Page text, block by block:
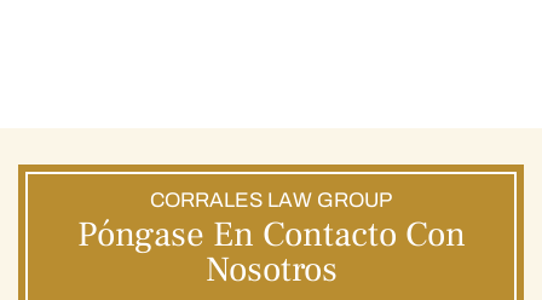
CORRALES LAW GROUP
Póngase En Contacto Con
Nosotros